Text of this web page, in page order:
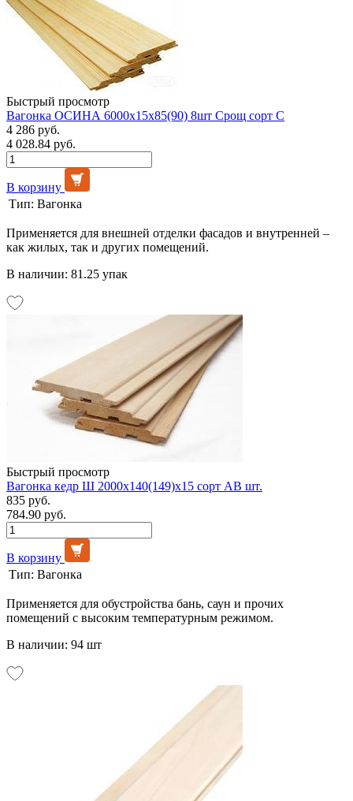
Быстрый просмотр
Вагонка ОСИНА 6000х15х85(90) 8шт Срощ сорт С
4 286 руб.
4 028.84 руб.
В корзину
Тип: Вагонка
Применяется для внешней отделки фасадов и внутренней –
как жилых, так и других помещений.
В наличии: 81.25 упак
Быстрый просмотр
Вагонка кедр Ш 2000х140(149)х15 сорт АВ шт.
835 руб.
784.90 руб.
В корзину
Тип: Вагонка
Применяется для обустройства бань, саун и прочих
помещений с высоким температурным режимом.
В наличии: 94 шт